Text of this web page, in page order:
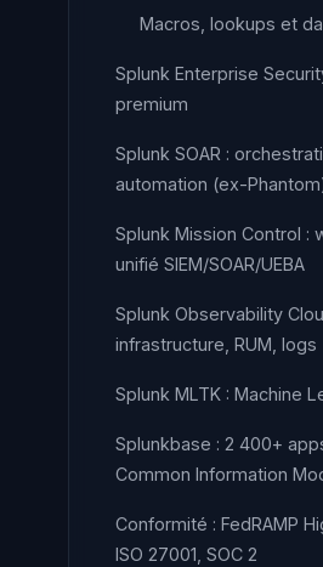
Macros, lookups et
Splunk Enterprise
premium
Splunk SOAR :
automation (ex-
Splunk Mission Control :
unifié SIEM/SOAR/UEBA
Splunk Observability
infrastructure, RUM, logs
Splunk MLTK : Machine
Splunkbase : 2 400+
Common Information
Conformité : FedRAMP
ISO 27001, SOC 2